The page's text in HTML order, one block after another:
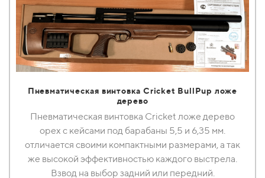
Пневматическая винтовка Сricket BullPup ложе
дерево
Пневматическая винтовка Cricket ложе дерево
орех с кейсами под барабаны 5,5 и 6,35 мм.
отличается своими компактными размерами, а так
же высокой эффективностью каждого выстрела.
Взвод на выбор задний или передний.